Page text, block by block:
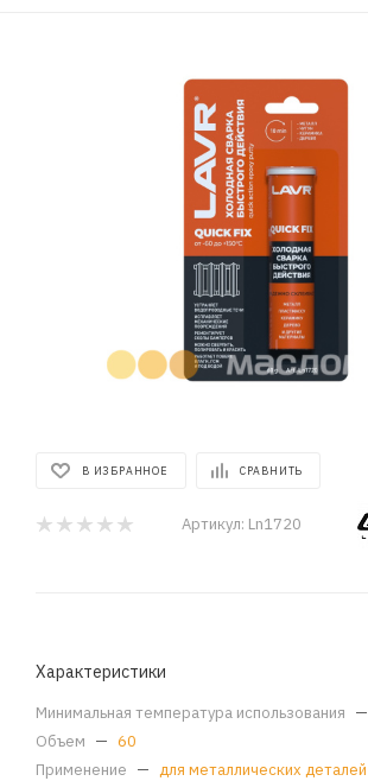
В ИЗБРАННОЕ СРАВНИТЬ
Артикул: Ln1720
Характеристики
Минимальная температура использования —
Объем — 60
Применение — для металлических деталей